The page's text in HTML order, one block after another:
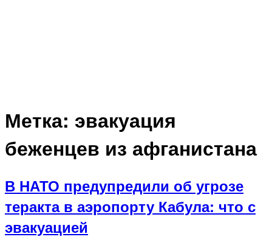
Метка: эвакуация
беженцев из афганистана
В НАТО предупредили об угрозе
теракта в аэропорту Кабула: что с
эвакуацией